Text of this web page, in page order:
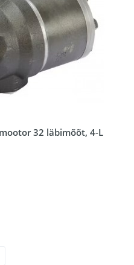
32 läbimõõt, 4-L